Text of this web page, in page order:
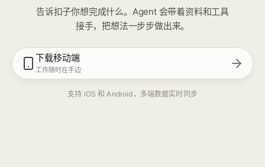
告诉扣子你想完成什么。Agent 会带着资料和工具
接手，把想法一步步做出来。
下载移动端
工作随时在手边
支持 iOS 和 Android，多端数据实时同步